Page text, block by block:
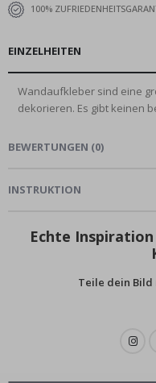
100%
EINZELHEITEN
Wandaufkleber sind eine
dekorieren. Es gibt keinen
BEWERTUNGEN (0)
INSTRUKTION
Echte
Teile dein